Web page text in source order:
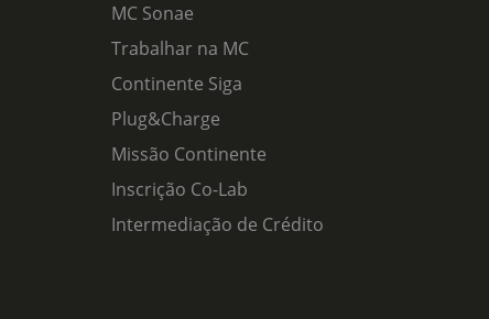
MC Sonae
Trabalhar na MC
Continente Siga
Plug&Charge
Missão Continente
Inscrição Co-Lab
Intermediação de Crédito